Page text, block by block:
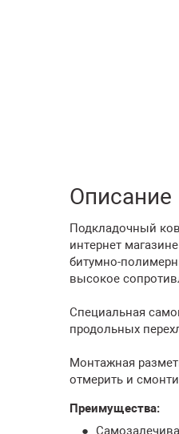
Описание
Подкладочный
интернет
битумно-
высокое
Специальная
продольных
Монтажная
отмерить и
Преимущества: